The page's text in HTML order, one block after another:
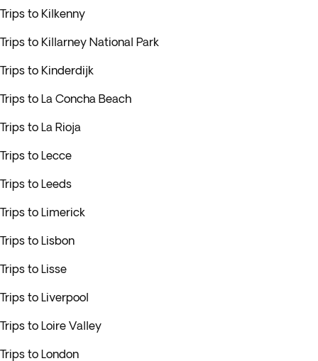
Trips to Kilkenny
Trips to Killarney National Park
Trips to Kinderdijk
Trips to La Concha Beach
Trips to La Rioja
Trips to Lecce
Trips to Leeds
Trips to Limerick
Trips to Lisbon
Trips to Lisse
Trips to Liverpool
Trips to Loire Valley
Trips to London